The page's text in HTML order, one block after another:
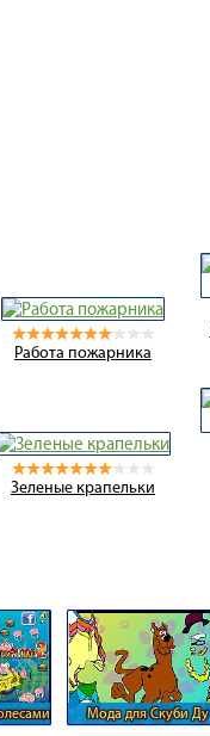
Работа пожарника
Зеленые крапельки
Мода для Скуби Ду